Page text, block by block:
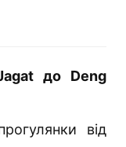
до Deng
від